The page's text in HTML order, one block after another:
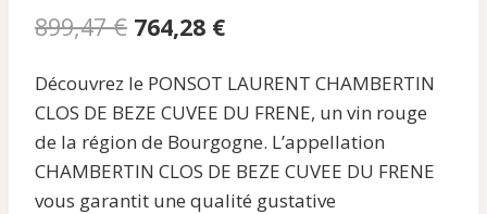
899,47€ Le
initial
était :
899,47 €.
764,28 €Le
actuel
est :
764,28 €.
Découvrez le PONSOT LAURENT CHAMBERTIN
CLOS DE BEZE CUVEE DU FRENE, un vin rouge
de la région de Bourgogne. L’appellation
CHAMBERTIN CLOS DE BEZE CUVEE DU FRENE
vous garantit une qualité gustative